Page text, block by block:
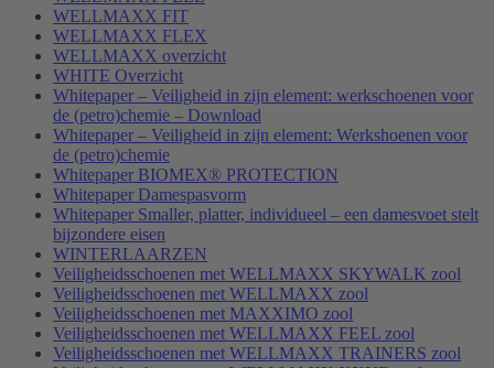
WELLMAXX FIT
WELLMAXX FLEX
WELLMAXX overzicht
WHITE Overzicht
Whitepaper – Veiligheid in zijn element: werkschoenen voor
de (petro)chemie – Download
Whitepaper – Veiligheid in zijn element: Werkshoenen voor
de (petro)chemie
Whitepaper BIOMEX® PROTECTION
Whitepaper Damespasvorm
Whitepaper Smaller, platter, individueel – een damesvoet stelt
bijzondere eisen
WINTERLAARZEN
Veiligheidsschoenen met WELLMAXX SKYWALK zool
Veiligheidsschoenen met WELLMAXX zool
Veiligheidsschoenen met MAXXIMO zool
Veiligheidsschoenen met WELLMAXX FEEL zool
Veiligheidsschoenen met WELLMAXX TRAINERS zool